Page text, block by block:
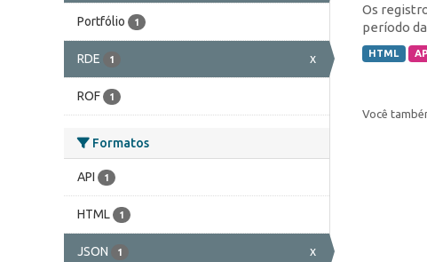
Portfólio 1
RDE 1 x
ROF 1
Formatos
API 1
HTML 1
JSON 1 x
Os
período
HTML
Você